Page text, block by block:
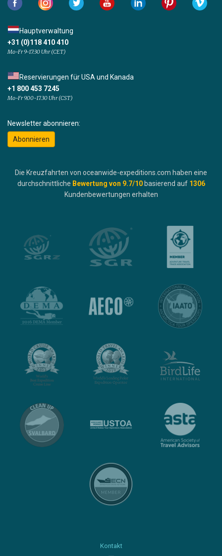
Hauptverwaltung
+31 (0)118 410 410
Mo-Fr 9-17:30 Uhr (CET)
Reservierungen für USA und Kanada
+1 800 453 7245
Mo-Fr 9.00-17.30 Uhr (CST)
Newsletter abonnieren:
Abonnieren
Die Kreuzfahrten von oceanwide-expeditions.com haben eine
durchschnittliche Bewertung von 9.7/10 basierend auf 1306
Kundenbewertungen erhalten
Kontakt